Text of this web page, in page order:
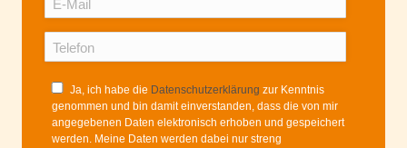
Ja, ich habe die Datenschutzerklärung zur Kenntnis
genommen und bin damit einverstanden, dass die von mir
angegebenen Daten elektronisch erhoben und gespeichert
werden. Meine Daten werden dabei nur streng